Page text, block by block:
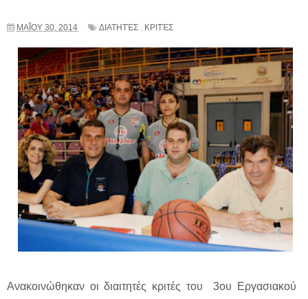
ΜΑΪ́ΟΥ 30, 2014 ΔΙΑΤΗΤΈΣ , ΚΡΙΤΈΣ
Ανακοινώθηκαν οι διαιτητές κριτές του 3ου Εργασιακού